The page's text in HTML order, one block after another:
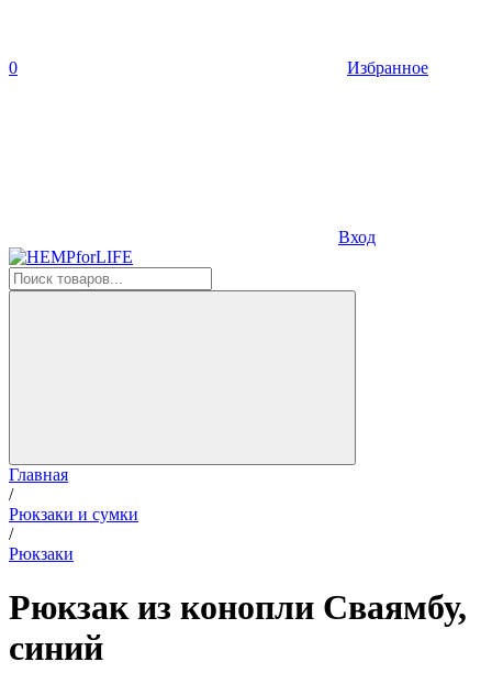
0 Избранное
Вход
Главная
/
Рюкзаки и сумки
/
Рюкзаки
Рюкзак из конопли Сваямбу,
синий